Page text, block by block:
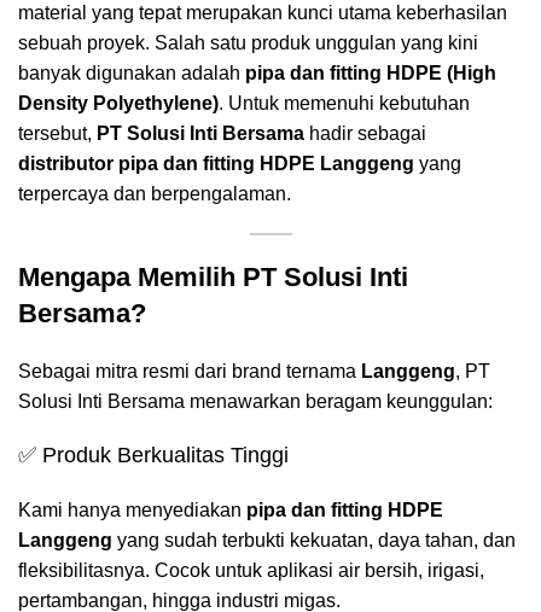
material yang tepat merupakan kunci utama keberhasilan
sebuah proyek. Salah satu produk unggulan yang kini
banyak digunakan adalah pipa dan fitting HDPE (High
Density Polyethylene). Untuk memenuhi kebutuhan
tersebut, PT Solusi Inti Bersama hadir sebagai
distributor pipa dan fitting HDPE Langgeng yang
terpercaya dan berpengalaman.
Mengapa Memilih PT Solusi Inti
Bersama?
Sebagai mitra resmi dari brand ternama Langgeng, PT
Solusi Inti Bersama menawarkan beragam keunggulan:
✅ Produk Berkualitas Tinggi
Kami hanya menyediakan pipa dan fitting HDPE
Langgeng yang sudah terbukti kekuatan, daya tahan, dan
fleksibilitasnya. Cocok untuk aplikasi air bersih, irigasi,
pertambangan, hingga industri migas.